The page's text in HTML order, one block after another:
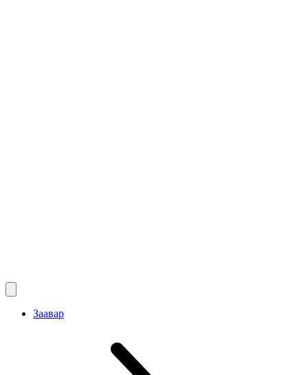
Заавар